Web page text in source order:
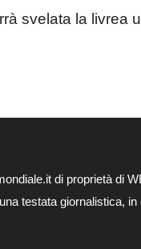
svelata la livrea
di proprietà di
testata giornalistica,